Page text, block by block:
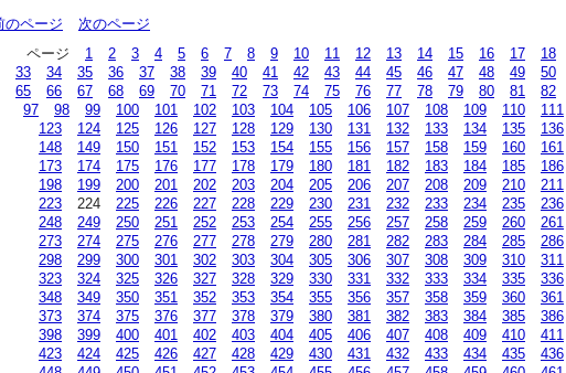
のページ
次のページ
ページ
1 2 3 4 5 6 7 8 9 10 11 12 13 14 15 16 17 18
33
34 35 36 37 38 39 40 41 42 43 44 45 46 47 48 49 50
65
66 67 68 69 70 71 72 73 74 75 76 77 78 79 80 81 82
97
98 99 100 101 102 103 104 105 106 107 108 109 110 111
123
124 125 126 127 128 129 130 131 132 133 134 135 136
148
149 150 151 152 153 154 155 156 157 158 159 160 161
173
174 175 176 177 178 179 180 181 182 183 184 185 186
198
199 200 201 202 203 204 205 206 207 208 209 210 211
223
224 225 226 227 228 229 230 231 232 233 234 235 236
248
249 250 251 252 253 254 255 256 257 258 259 260 261
273
274 275 276 277 278 279 280 281 282 283 284 285 286
298
299 300 301 302 303 304 305 306 307 308 309 310 311
323
324 325 326 327 328 329 330 331 332 333 334 335 336
348
349 350 351 352 353 354 355 356 357 358 359 360 361
373
374 375 376 377 378 379 380 381 382 383 384 385 386
398
399 400 401 402 403 404 405 406 407 408 409 410 411
423
424 425 426 427 428 429 430 431 432 433 434 435 436